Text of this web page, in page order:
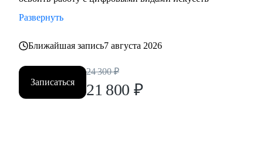
Развернуть
Ближайшая запись7 августа 2026
Записаться
24 300 ₽
21 800 ₽